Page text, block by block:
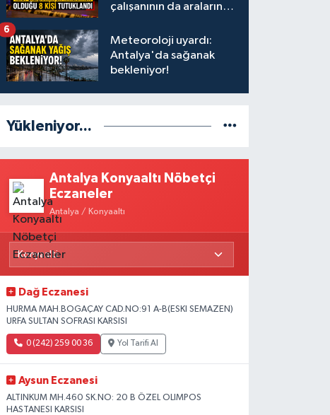
çalışanının da aralarında
Meteoroloji uyardı:
Antalya'da sağanak
bekleniyor!
6
Yükleniyor...
Antalya Konyaaltı Nöbetçi
Eczaneler
Antalya / Konyaaltı
Dağ Eczanesi
HURMA MAH.BOGAÇAY CAD.NO:91 A-B(ESKI SEMAZEN)
URFA SULTAN SOFRASI KARSISI
0 (242) 259 00 36 Yol Tarifi Al
Aysun Eczanesi
ALTINKUM MH.460 SK.NO: 20 B ÖZEL OLIMPOS
HASTANESI KARSISI